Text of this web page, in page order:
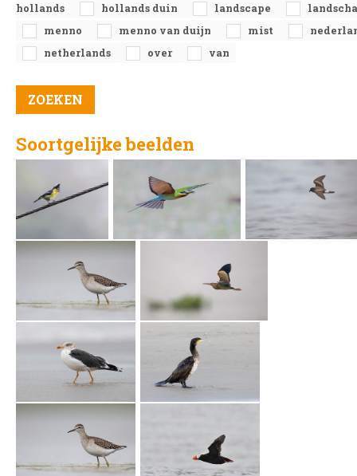
hollands
hollands duin landscape
menno
menno van duijn mist
netherlands
over van
Soortgelijke beelden